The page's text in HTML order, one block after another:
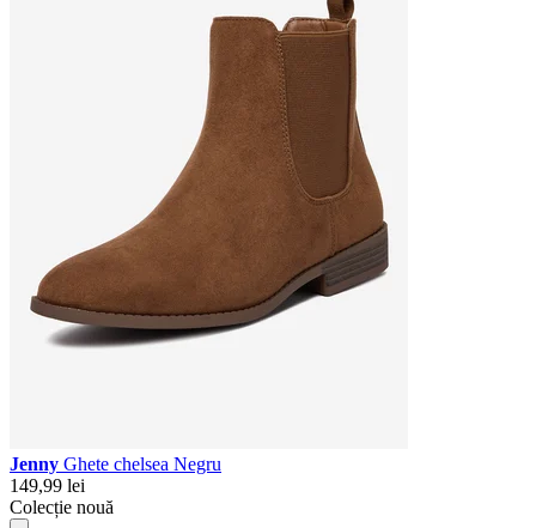
Jenny Ghete chelsea Negru
149,99 lei
Colecție nouă